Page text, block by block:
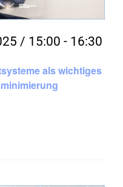
als wichtiges
/ 15:00 - 16:30